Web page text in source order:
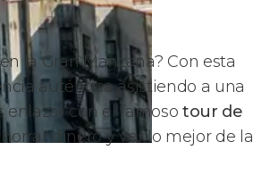
la Gran Manzana? Con esta
auténtica asistiendo a una
enlazar con el famoso tour de
dinero y ver lo mejor de la